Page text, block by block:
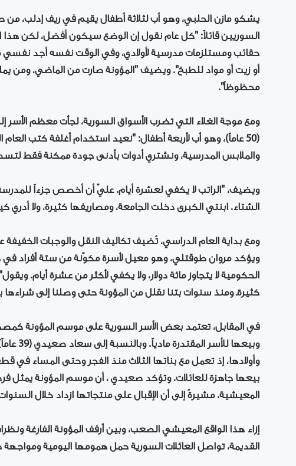
يشكو مازن الحلبي، وهو أب لثلاثة أطفال يقيم في ريف إدلب،
السوريين قائلاً: "كل عام نقول إن الوضع سيكون أفضل، لكن هذا
حقائب ومستلزمات مدرسية لأولادي، وفي الوقت نفسه أجد
أو زيت أو مواد للطبخ". ويضيف "المؤونة صارت من الماضي، ومن
محظوظاً".
ومع موجة الغلاء التي تضرب الأسواق السورية، لجأت معظم الأسر
(50 عاماً)، وهو أب لأربعة أطفال: "نعيد استخدام أغلفة كتب
والملابس المدرسية، ونشتري أدوات بأدنى جودة ممكنة فقط لتسد
ويضيف، "الراتب لا يكفي لعشرة أيام. عليّ أن أخصص جزءاً
الشتاء. ابنتي الكبرى دخلت الجامعة، ومصاريفها كثيرة، ولا أدري
ومع بداية العام الدراسي، تُضيف تكاليف النقل والوجبات الخفيفة
ويؤكد مروان طوقتلي، وهو معيل لأسرة مكوّنة من ستة أفراد
الحكومية لا يتجاوز مائة دولار، ولا يكفي لأكثر من عشرة أيام.
كثيرةـ ومنذ سنوات بتنا نقلل من المؤونة حتى وصلنا إلى شراءها
في المقابل، تعتمد بعض الأسر السورية على موسم المؤونة
وبيعها
وأولادها، إذ تعمل مع بناتها الثلاث منذ الفجر وحتى المساء في
بيعها جاهزة للعائلات. وتؤكد صعيدي ، أن موسم المؤونة يمثل
المعيشية، مشيرةً إلى أن الإقبال على منتجاتها ازداد خلال السنوات
إزاء هذا الواقع المعيشي الصعب، وبين أرفف المؤونة الفارغة
القديمة، تواصل العائلات السورية حمل همومها اليومية ومواجهة